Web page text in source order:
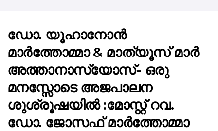
ഡോ. യൂഹാനോന്‍
മാര്‍ത്തോമ്മാ & മാത്യൂസ് മാര്‍
അത്താനാസ്യോസ്- ഒരു
മനസ്സോടെ അജപാലന
ശുശ്രൂഷയില്‍ :മോസ്റ്റ് റവ.
ഡോ. ജോസഫ് മാര്‍ത്തോമ്മാ